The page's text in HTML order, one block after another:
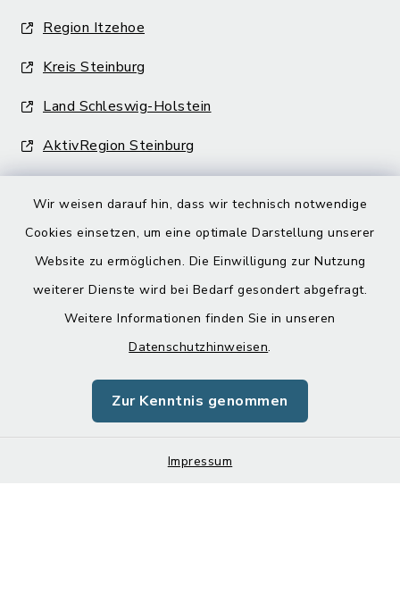
Wir weisen darauf hin, dass wir technisch notwendige
Cookies einsetzen, um eine optimale Darstellung unserer
Website zu ermöglichen. Die Einwilligung zur Nutzung
weiterer Dienste wird bei Bedarf gesondert abgefragt.
Weitere Informationen finden Sie in unseren
Datenschutzhinweisen.
Zur Kenntnis genommen
Impressum
Region Itzehoe
Kreis Steinburg
Land Schleswig-Holstein
AktivRegion Steinburg
Barrierefreiheit
Impressum
Sitemap